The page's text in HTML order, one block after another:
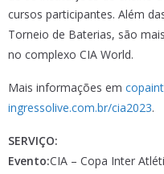
cursos participantes. Além
Torneio de Baterias, são
no complexo CIA World.
Mais informações em
ingressolive.com.br/cia2023.
SERVIÇO:
Evento:CIA – Copa Inter